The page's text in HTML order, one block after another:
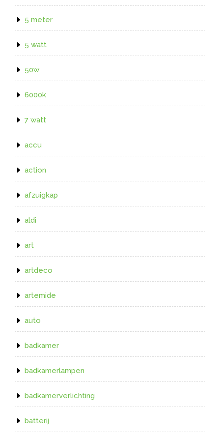
5 meter
5 watt
50w
6000k
7 watt
accu
action
afzuigkap
aldi
art
artdeco
artemide
auto
badkamer
badkamerlampen
badkamerverlichting
batterij